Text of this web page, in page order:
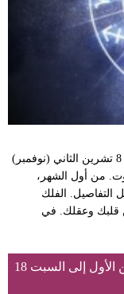
إليك توقعات برج الحوت للأسبوع الأول من 1 إلى 8 تشرين الثاني (نوفمبر)
من أول الشهر،
الفلك
قلبك وعقلك. في
توقعات برج "الحوت" من السبت 11 تشرين الأول إلى السبت 18